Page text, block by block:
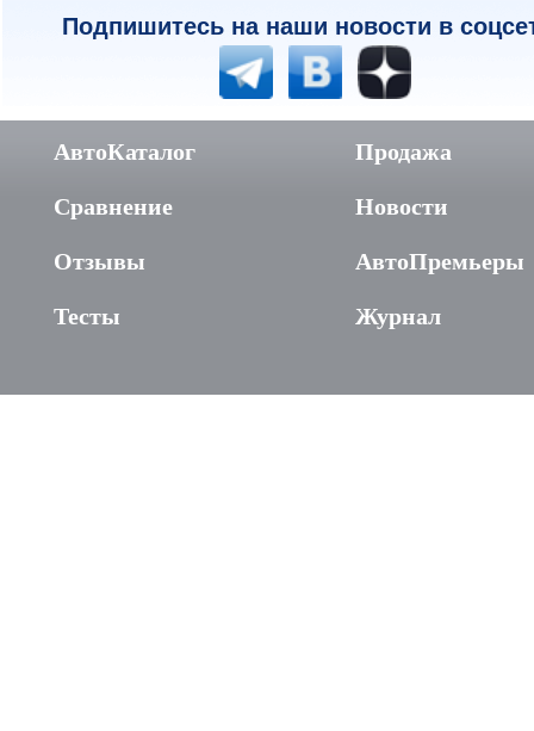
Подпишитесь на наши новости в
АвтоКаталог
Сравнение
Отзывы
Тесты
Продажа
Новости
АвтоПремьеры
Журнал